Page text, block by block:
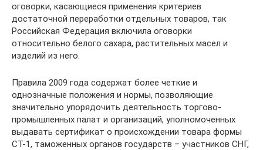
оговорки, касающиеся применения критериев
достаточной переработки отдельных товаров, так
Российская Федерация включила оговорки
относительно белого сахара, растительных масел и
изделий из него.
Правила 2009 года содержат более четкие и
однозначные положения и нормы, позволяющие
значительно упорядочить деятельность торгово-
промышленных палат и организаций, уполномоченных
выдавать сертификат о происхождении товара формы
СТ-1, таможенных органов государств – участников СНГ,